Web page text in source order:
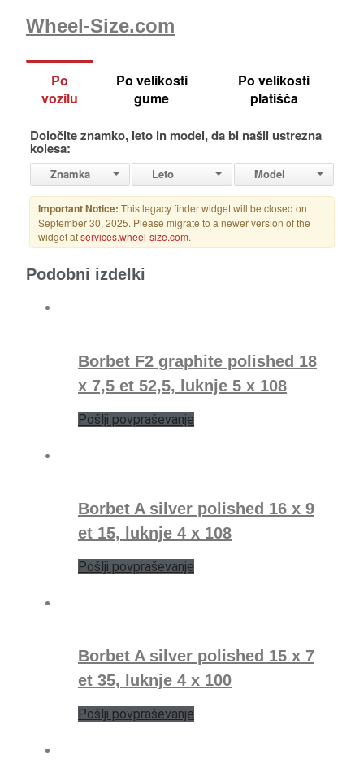
Wheel-Size.com
Podobni izdelki
Borbet F2 graphite polished 18
x 7,5 et 52,5, luknje 5 x 108
Pošlji povpraševanje
Borbet A silver polished 16 x 9
et 15, luknje 4 x 108
Pošlji povpraševanje
Borbet A silver polished 15 x 7
et 35, luknje 4 x 100
Pošlji povpraševanje